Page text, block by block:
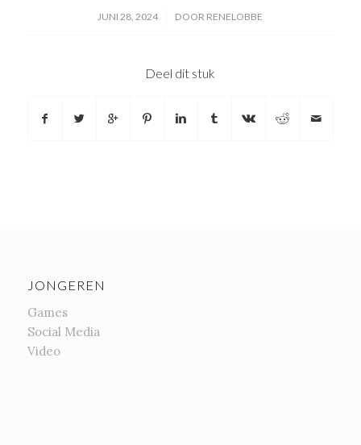
JUNI 28, 2024
/ DOOR RENELOBBE
Deel dit stuk
JONGEREN
Games
Social Media
Video